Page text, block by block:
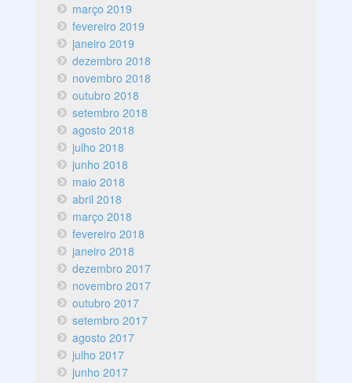
março 2019
fevereiro 2019
janeiro 2019
dezembro 2018
novembro 2018
outubro 2018
setembro 2018
agosto 2018
julho 2018
junho 2018
maio 2018
abril 2018
março 2018
fevereiro 2018
janeiro 2018
dezembro 2017
novembro 2017
outubro 2017
setembro 2017
agosto 2017
julho 2017
junho 2017